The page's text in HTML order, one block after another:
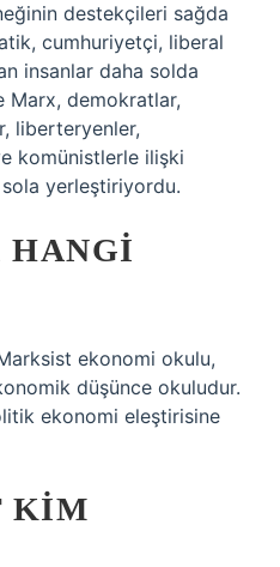
destekçileri sağda
cumhuriyetçi, liberal
insanlar daha solda
Marx, demokratlar,
liberteryenler,
komünistlerle ilişki
yerleştiriyordu.
HANGI
ekonomi okulu,
düşünce okuludur.
ekonomi eleştirisine
KIM